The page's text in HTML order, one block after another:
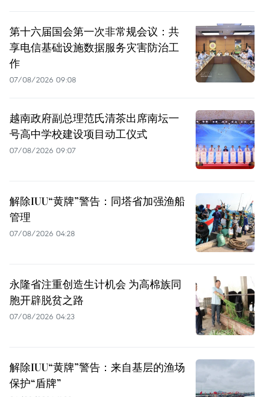
第十六届国会第一次非常规会议：共
享电信基础设施数据服务灾害防治工
作
07/08/2026 09:08
越南政府副总理范氏清茶出席南坛一
号高中学校建设项目动工仪式
07/08/2026 09:07
解除IUU“黄牌”警告：同塔省加强渔船
管理
07/08/2026 04:28
永隆省注重创造生计机会 为高棉族同
胞开辟脱贫之路
07/08/2026 04:23
解除IUU“黄牌”警告：来自基层的渔场
保护“盾牌”